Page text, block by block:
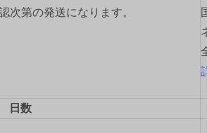
次第の発送になります。
日数